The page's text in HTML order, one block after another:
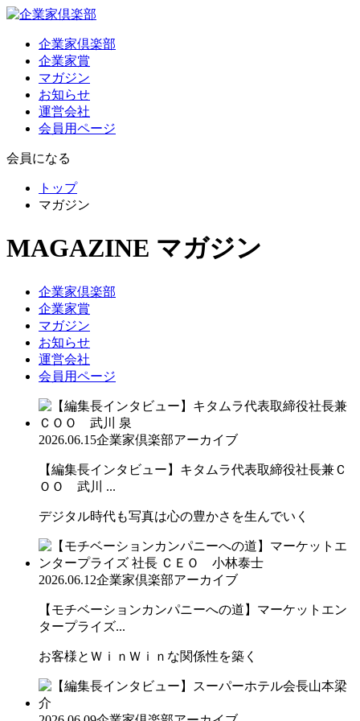
企業家倶楽部
企業家賞
マガジン
お知らせ
運営会社
会員用ページ
会員になる
トップ
マガジン
MAGAZINE マガジン
企業家倶楽部
企業家賞
マガジン
お知らせ
運営会社
会員用ページ
2026.06.15企業家倶楽部アーカイブ
【編集長インタビュー】キタムラ代表取締役社長兼Ｃ
ＯＯ 武川 ...
デジタル時代も写真は心の豊かさを生んでいく
2026.06.12企業家倶楽部アーカイブ
【モチベーションカンパニーへの道】マーケットエン
タープライズ...
お客様とＷｉｎＷｉｎな関係性を築く